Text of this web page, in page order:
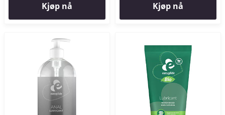
Kjøp nå Kjøp nå